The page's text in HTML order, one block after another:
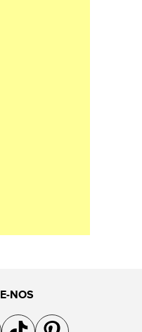
NOS
no Instagram
a gente no YouTube
Acompanhe a gente no TikTok
Acompanhe a gente no